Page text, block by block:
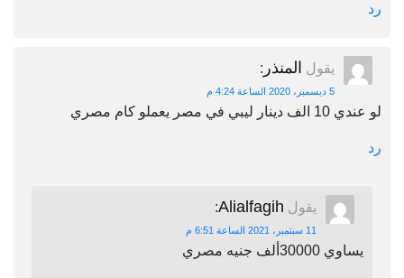
رد
يقول المنذر :
5 ديسمبر، 2020 الساعة 4:24 م
لو عندي 10 الف دينار ليبي في مصر يعملو كام مصري
رد
يقول Alialfagih
:
11 سبتمبر، 2021 الساعة 6:51 م
يساوي 30000ألف جنيه مصري